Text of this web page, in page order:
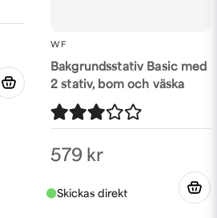
WF
Bakgrundsstativ Basic med
2 stativ, bom och väska
579 kr